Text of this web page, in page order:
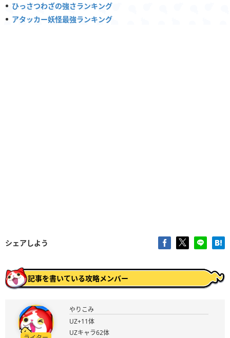
ひっさつわざの強さランキング
アタッカー妖怪最強ランキング
シェアしよう
記事を書いている攻略メンバー
やりこみ
UZ+11体
UZキャラ62体